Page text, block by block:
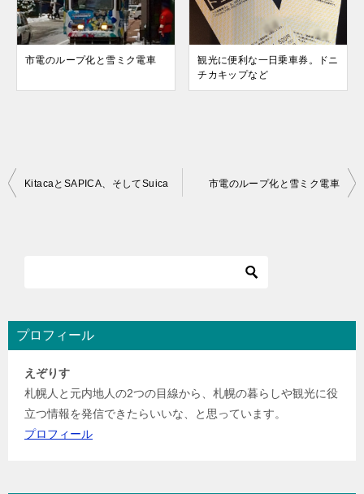
市電のループ化と雪ミク電車
観光に便利な一日乗車券。ドニ
チカキップなど
投
シ
KitacaとSAPICA、そしてSuica 市電のループ化と雪ミク電車
プロフィール
えぞりす
札幌人と元内地人の2つの目線から、札幌の暮らしや観光に役
立つ情報を発信できたらいいな、と思っています。
プロフィール